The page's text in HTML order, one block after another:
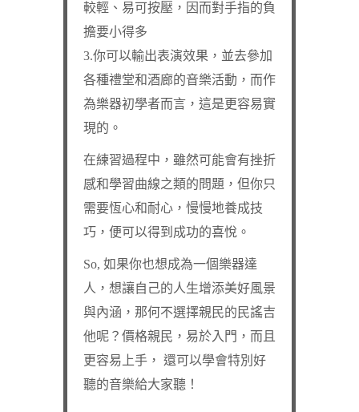
較輕、易可按壓，因而對手指的負
擔要小得多
3.你可以輸出表演效果，並去參加
各種禮堂和酒廊的音樂活動，而作
為樂器初學者而言，這是更容易實
現的。
在練習過程中，雖然可能會有挫折
感和學習曲線之類的問題，但你只
需要恆心和耐心，慢慢地養成技
巧，便可以得到成功的喜悅。
So, 如果你也想成為一個樂器達
人，想讓自己的人生增添美好風景
與內涵，那何不選擇親民的民謠吉
他呢？價格親民，易於入門，而且
更容易上手， 還可以學會特別好
聽的音樂給大家聽！